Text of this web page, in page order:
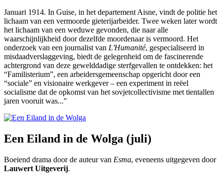
Januari 1914. In Guise, in het departement Aisne, vindt de politie het
lichaam van een vermoorde gieterijarbeider. Twee weken later wordt
het lichaam van een weduwe gevonden, die naar alle
waarschijnlijkheid door dezelfde moordenaar is vermoord. Het
onderzoek van een journalist van L'Humanité, gespecialiseerd in
misdaadverslaggeving, biedt de gelegenheid om de fascinerende
achtergrond van deze gewelddadige sterfgevallen te ontdekken: het
“Familisterium”, een arbeidersgemeenschap opgericht door een
“sociale” en visionaire werkgever – een experiment in reëel
socialisme dat de opkomst van het sovjetcollectivisme met tientallen
jaren vooruit was..."
Een Eiland in de Wolga (juli)
Boeiend drama door de auteur van Esma, eveneens uitgegeven door
Lauwert Uitgeverij.